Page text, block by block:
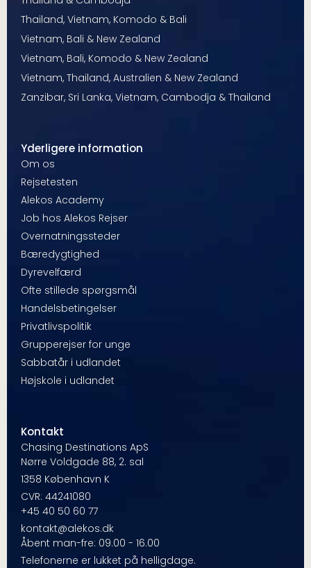
Thailand, Vietnam, Komodo & Bali
Vietnam, Bali & New Zealand
Vietnam, Bali, Komodo & New Zealand
Vietnam, Thailand, Australien & New Zealand
Zanzibar, Sri Lanka, Vietnam, Cambodja & Thailand
Yderligere information
Om os
Rejsetesten
Alekos Academy
Job hos Alekos Rejser
Overnatningssteder
Bæredygtighed
Dyrevelfærd
Ofte stillede spørgsmål
Handelsbetingelser
Privatlivspolitik
Grupperejser for unge
Sabbatår i udlandet
Højskole i udlandet
Kontakt
Chasing Destinations ApS
Nørre Voldgade 88, 2. sal
1358 København K
CVR: 44241080
+45 40 50 60 77
kontakt@alekos.dk
Åbent man-fre: 09.00 - 16.00
Telefonerne er lukket på helligdage.